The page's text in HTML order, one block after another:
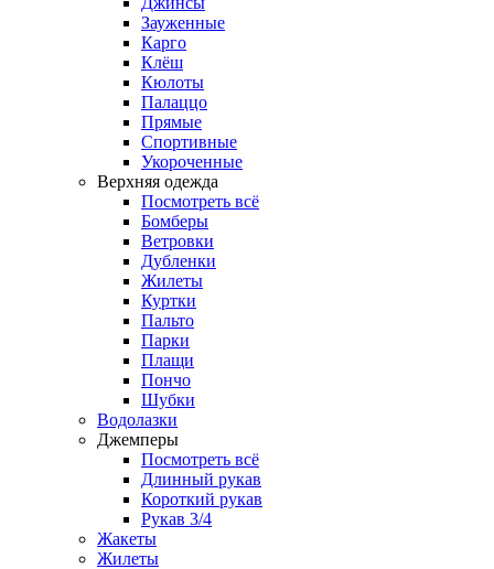
Зауженные
Карго
Клёш
Кюлоты
Палаццо
Прямые
Спортивные
Укороченные
Верхняя одежда
Посмотреть всё
Бомберы
Ветровки
Дубленки
Жилеты
Куртки
Пальто
Парки
Плащи
Пончо
Шубки
Водолазки
Джемперы
Посмотреть всё
Длинный рукав
Короткий рукав
Рукав 3/4
Жакеты
Жилеты